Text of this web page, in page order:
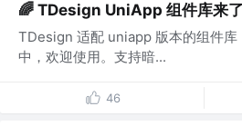
🌈 TDesign UniApp 组件库来了
TDesign 适配 uniapp 版本的组件库
中，欢迎使用。支持暗...
46